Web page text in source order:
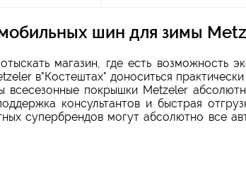
шин для зимы
магазин, где есть возможность
в"Костештах" доноситься
покрышки Metzeler
консультантов и быстрая
супербрендов могут абсолютно все